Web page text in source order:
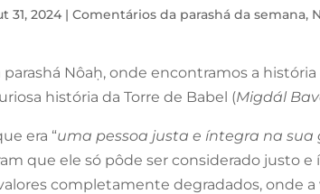
31, 2024 |Comentários da parashá da semana,
Nôaḥ, onde encontramos a
história da Torre de Babel (Migdál
era “uma pessoa justa e íntegra na sua
que ele só pôde ser considerado justo
completamente degradados, onde